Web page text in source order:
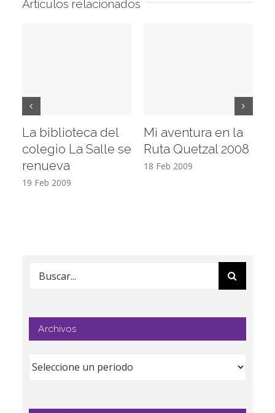
Artículos relacionados
La biblioteca del
colegio La Salle se
renueva
19 Feb 2009
Mi aventura en la
Ruta Quetzal 2008
18 Feb 2009
Buscar:
Archivos